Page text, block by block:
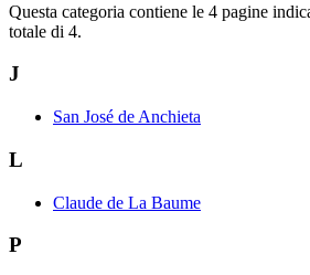
Questa categoria contiene le 4 pagine
totale di 4.
J
San José de Anchieta
L
Claude de La Baume
P